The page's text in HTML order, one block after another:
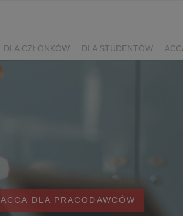
DLA CZŁONKÓW DLA STUDENTÓW
ACCA DLA PRACODAWCÓW